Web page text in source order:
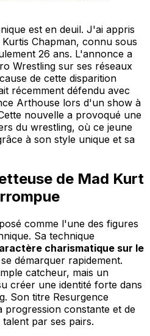
est en deuil. J'ai appris
Chapman, connu sous
26 ans. L'annonce a
Wrestling sur ses réseaux
de cette disparition
récemment défendu avec
Arthouse lors d'un show à
nouvelle a provoqué une
du wrestling, où ce jeune
à son style unique et sa
de Mad Kurt
comme l'une des figures
Sa technique
charismatique sur le
démarquer rapidement.
catcheur, mais un
créer une identité forte dans
Son titre Resurgence
progression constante et de
par ses pairs.